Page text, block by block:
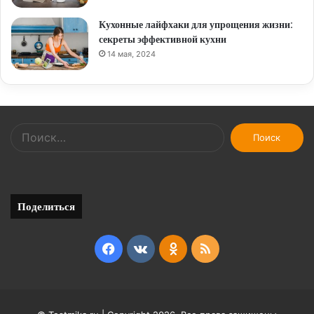
Кухонные лайфхаки для упрощения жизни:
секреты эффективной кухни
14 мая, 2024
Найти:
Поделиться
Facebook
vk.comOdnoklassniki
RSS